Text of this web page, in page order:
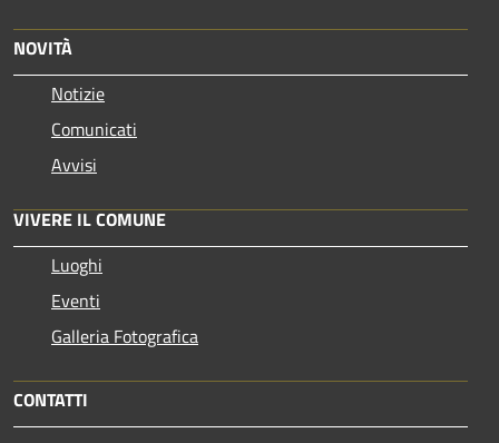
NOVITÀ
Notizie
Comunicati
Avvisi
VIVERE IL COMUNE
Luoghi
Eventi
Galleria Fotografica
CONTATTI